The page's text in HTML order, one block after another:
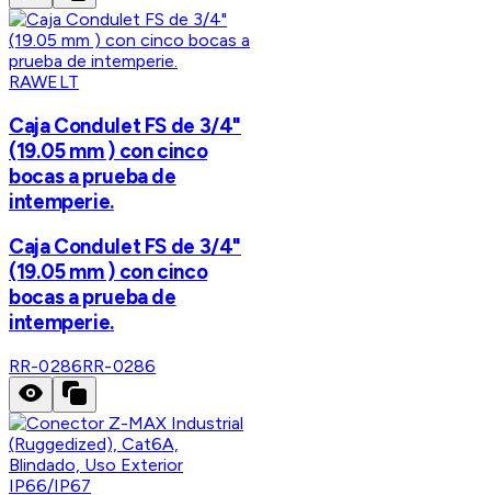
RAWELT
Caja Condulet FS de 3/4"
(19.05 mm ) con cinco
bocas a prueba de
intemperie.
Caja Condulet FS de 3/4"
(19.05 mm ) con cinco
bocas a prueba de
intemperie.
RR-0286RR-0286